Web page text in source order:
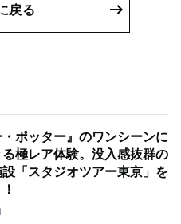
戻る
・ポッター』のワンシーンに
極レア体験。没入感抜群の
「スタジオツアー東京」を